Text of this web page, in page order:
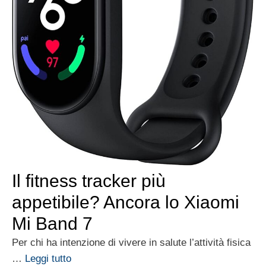
Il fitness tracker più
appetibile? Ancora lo Xiaomi
Mi Band 7
Per chi ha intenzione di vivere in salute l’attività fisica
… Leggi tutto